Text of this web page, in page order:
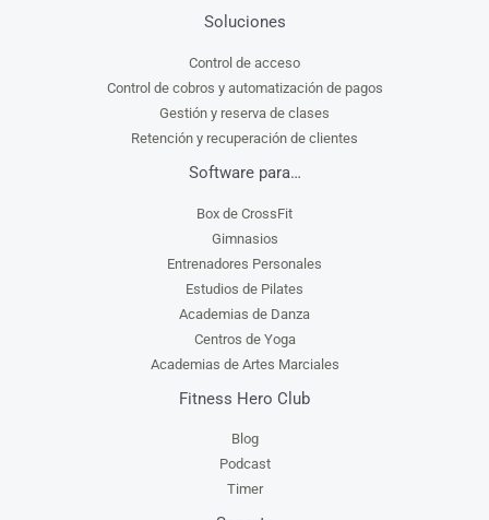
Soluciones
Control de acceso
Control de cobros y automatización de pagos
Gestión y reserva de clases
Retención y recuperación de clientes
Software para…
Box de CrossFit
Gimnasios
Entrenadores Personales
Estudios de Pilates
Academias de Danza
Centros de Yoga
Academias de Artes Marciales
Fitness Hero Club
Blog
Podcast
Timer